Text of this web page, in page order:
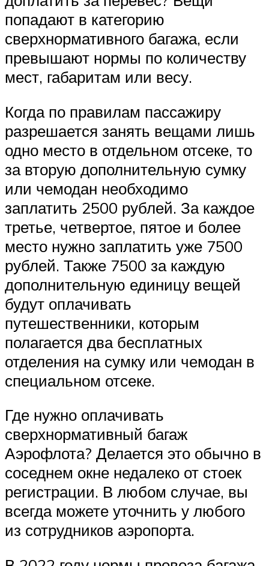
попадают в категорию
сверхнормативного багажа, если
превышают нормы по количеству
мест, габаритам или весу.
Когда по правилам пассажиру
разрешается занять вещами лишь
одно место в отдельном отсеке, то
за вторую дополнительную сумку
или чемодан необходимо
заплатить 2500 рублей. За каждое
третье, четвертое, пятое и более
место нужно заплатить уже 7500
рублей. Также 7500 за каждую
дополнительную единицу вещей
будут оплачивать
путешественники, которым
полагается два бесплатных
отделения на сумку или чемодан в
специальном отсеке.
Где нужно оплачивать
сверхнормативный багаж
Аэрофлота? Делается это обычно в
соседнем окне недалеко от стоек
регистрации. В любом случае, вы
всегда можете уточнить у любого
из сотрудников аэропорта.